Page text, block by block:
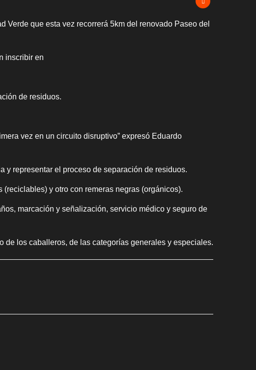
que esta vez recorrerá 5km del renovado Paseo del
inscribir en
de residuos.
vez en un circuito disruptivo” expresó Eduardo
y representar el proceso de separación de residuos.
y otro con remeras negras (orgánicos).
marcación y señalización, servicio médico y seguro de
de los caballeros, de las categorías generales y especiales.